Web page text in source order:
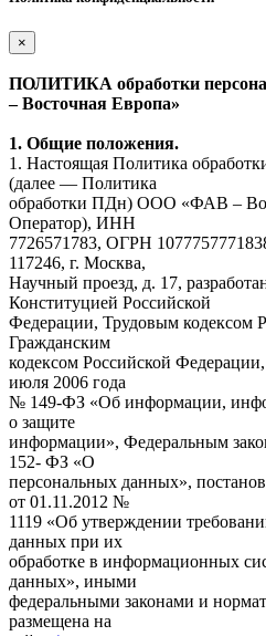
×
ПОЛИТИКА обработки
– Восточная Европа»
1. Общие положения.
1. Настоящая Политика
(далее — Политика
обработки ПДн) ООО «ФАВ –
Оператор), ИНН
7726571783, ОГРН
117246, г. Москва,
Научный проезд, д. 17,
Конституцией Российской
Федерации, Трудовым кодексом
Гражданским
кодексом Российской
июля 2006 года
№ 149-ФЗ «Об информации,
о защите
информации», Федеральным
152- ФЗ «О
персональных данных»,
от 01.11.2012 №
1119 «Об утверждении
данных при их
обработке в информационных
данных», иными
федеральными законами и
размещена на